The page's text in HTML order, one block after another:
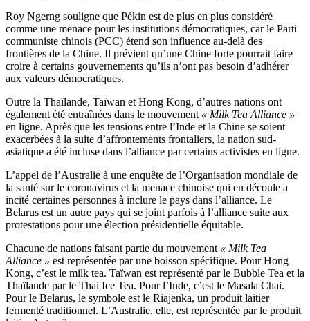
Roy Ngerng souligne que Pékin est de plus en plus considéré
comme une menace pour les institutions démocratiques, car le Parti
communiste chinois (PCC) étend son influence au-delà des
frontières de la Chine. Il prévient qu’une Chine forte pourrait faire
croire à certains gouvernements qu’ils n’ont pas besoin d’adhérer
aux valeurs démocratiques.
Outre la Thaïlande, Taïwan et Hong Kong, d’autres nations ont
également été entraînées dans le mouvement « Milk Tea Alliance »
en ligne. Après que les tensions entre l’Inde et la Chine se soient
exacerbées à la suite d’affrontements frontaliers, la nation sud-
asiatique a été incluse dans l’alliance par certains activistes en ligne.
L’appel de l’Australie à une enquête de l’Organisation mondiale de
la santé sur le coronavirus et la menace chinoise qui en découle a
incité certaines personnes à inclure le pays dans l’alliance. Le
Belarus est un autre pays qui se joint parfois à l’alliance suite aux
protestations pour une élection présidentielle équitable.
Chacune de nations faisant partie du mouvement « Milk Tea
Alliance » est représentée par une boisson spécifique. Pour Hong
Kong, c’est le milk tea. Taïwan est représenté par le Bubble Tea et la
Thaïlande par le Thai Ice Tea. Pour l’Inde, c’est le Masala Chai.
Pour le Belarus, le symbole est le Riajenka, un produit laitier
fermenté traditionnel. L’Australie, elle, est représentée par le produit